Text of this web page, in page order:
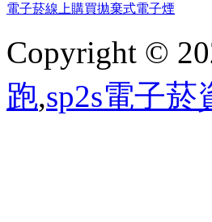
電子菸線上購買拋棄式電子煙
Copyright ©
跑,sp2s電子菸